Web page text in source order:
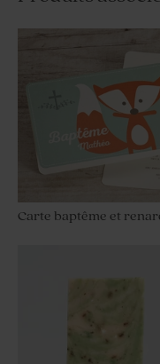
Carte baptême et